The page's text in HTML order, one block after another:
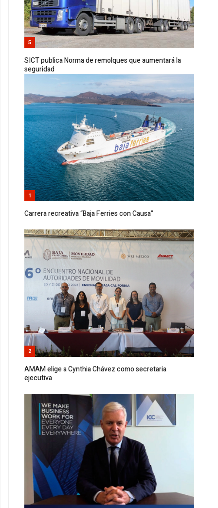
5
SICT publica Norma de remolques que aumentará la
seguridad
1
Carrera recreativa “Baja Ferries con Causa”
2
AMAM elige a Cynthia Chávez como secretaria
ejecutiva